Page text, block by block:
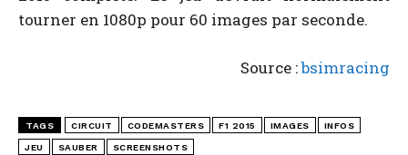
tourner en 1080p pour 60 images par seconde.
Source :bsimracing
TAGS CIRCUIT CODEMASTERS F1 2015 IMAGES INFOS
JEU SAUBER SCREENSHOTS